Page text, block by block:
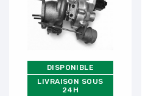
DISPONIBLE
LIVRAISON SOUS
24H